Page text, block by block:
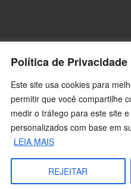
Política de
Este site usa cookies para
permitir que você compartilhe
medir o tráfego para este site
personalizados com base em
LEIA MAIS
REJEITAR
Fale
E-mails